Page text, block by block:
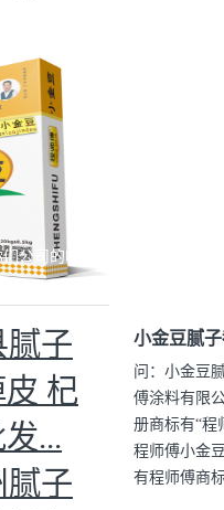
公司的吗？
小金豆腻
问：小金豆
傅涂料有限
册商标有“程
程师傅小金
有程师傅商
腻子
杞
...
腻子